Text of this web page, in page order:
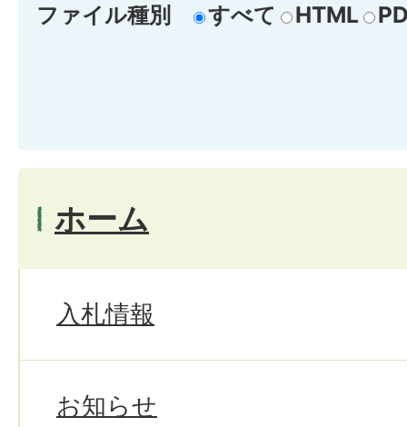
ファイル種別 すべて HTML
ホーム
入札情報
お知らせ